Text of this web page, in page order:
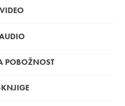
VIDEO
POBOŽNOST
KNJIGE